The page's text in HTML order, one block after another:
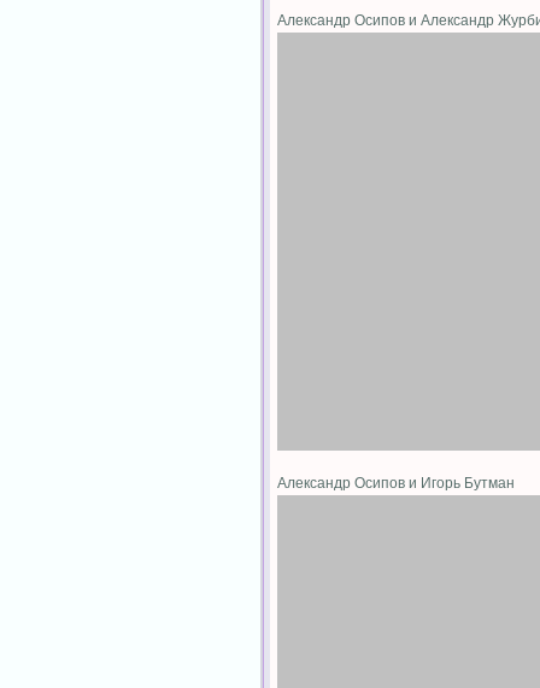
Александр Осипов и Александр
Александр Осипов и Игорь Бутман